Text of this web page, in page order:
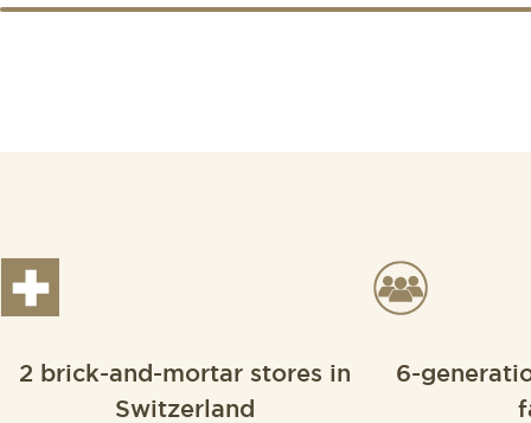
2 brick-and-mortar stores in
Switzerland
6-